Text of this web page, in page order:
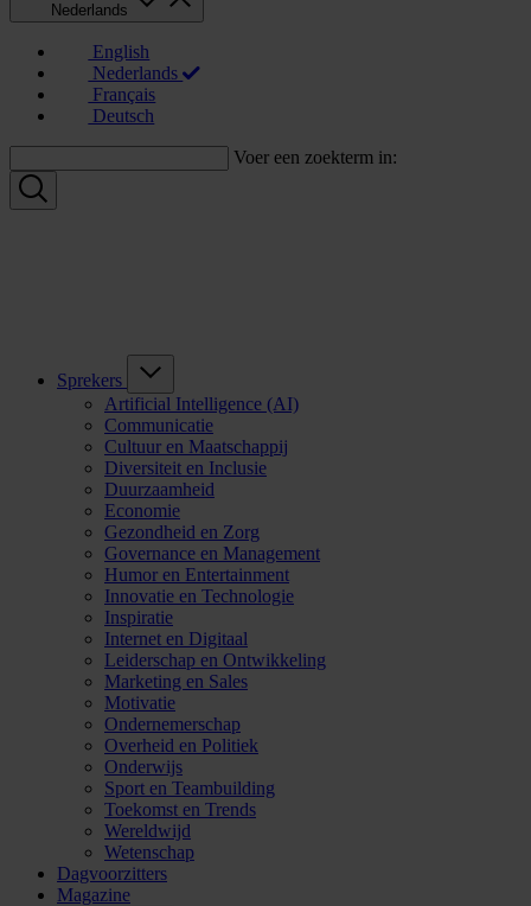
Nederlands
English
Nederlands
Français
Deutsch
Voer een zoekterm in:
Sprekers
Artificial Intelligence (AI)
Communicatie
Cultuur en Maatschappij
Diversiteit en Inclusie
Duurzaamheid
Economie
Gezondheid en Zorg
Governance en Management
Humor en Entertainment
Innovatie en Technologie
Inspiratie
Internet en Digitaal
Leiderschap en Ontwikkeling
Marketing en Sales
Motivatie
Ondernemerschap
Overheid en Politiek
Onderwijs
Sport en Teambuilding
Toekomst en Trends
Wereldwijd
Wetenschap
Dagvoorzitters
Magazine